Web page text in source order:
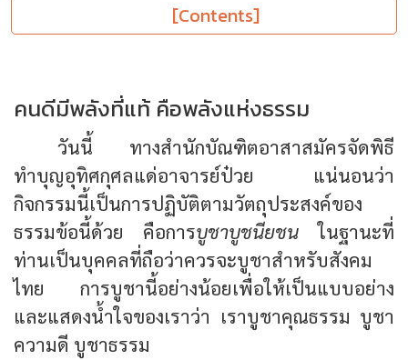
[Contents]
คนดีมีพลังที่แท้ คือพลังแห่งธรรม
วันนี้ ทางสำนักบัณฑิตอาสาสมัครจัดพิธี
ทำบุญอุทิศกุศลแด่อาจารย์ป๋วย แน่นอนว่า
กิจกรรมนี้เป็นการปฏิบัติตามวัตถุประสงค์ของ
ธรรมข้อนี้ด้วย คือการบูชาบูชนียชน ในฐานะที่
ท่านเป็นบุคคลที่ถือว่าควรจะบูชาสำหรับสังคม
ไทย การบูชานี้อย่างน้อยเพื่อให้เป็นแบบอย่าง
และแสดงน้ำใจของเราว่า เราบูชาคุณธรรม บูชา
ความดี บูชาธรรม